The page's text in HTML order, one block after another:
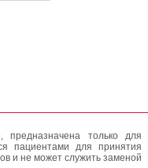
только для
пациентами для принятия
и не может служить заменой